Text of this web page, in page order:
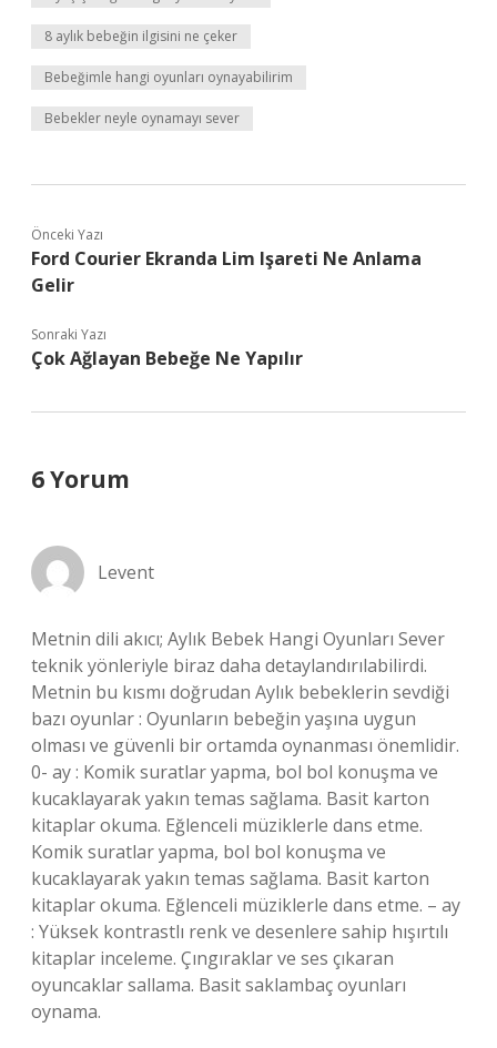
8 aylık bebeğin ilgisini ne çeker
Bebeğimle hangi oyunları oynayabilirim
Bebekler neyle oynamayı sever
Önceki Yazı
Ford Courier Ekranda Lim Işareti Ne Anlama
Gelir
Sonraki Yazı
Çok Ağlayan Bebeğe Ne Yapılır
6 Yorum
Levent
Metnin dili akıcı; Aylık Bebek Hangi Oyunları Sever
teknik yönleriyle biraz daha detaylandırılabilirdi.
Metnin bu kısmı doğrudan Aylık bebeklerin sevdiği
bazı oyunlar : Oyunların bebeğin yaşına uygun
olması ve güvenli bir ortamda oynanması önemlidir.
0- ay : Komik suratlar yapma, bol bol konuşma ve
kucaklayarak yakın temas sağlama. Basit karton
kitaplar okuma. Eğlenceli müziklerle dans etme.
Komik suratlar yapma, bol bol konuşma ve
kucaklayarak yakın temas sağlama. Basit karton
kitaplar okuma. Eğlenceli müziklerle dans etme. – ay
: Yüksek kontrastlı renk ve desenlere sahip hışırtılı
kitaplar inceleme. Çıngıraklar ve ses çıkaran
oyuncaklar sallama. Basit saklambaç oyunları
oynama.